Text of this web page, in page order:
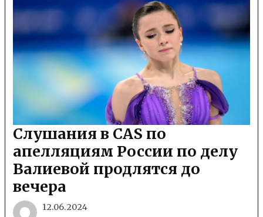
Слушания в CAS по
апелляциям России по делу
Валиевой продлятся до
вечера
12.06.2024